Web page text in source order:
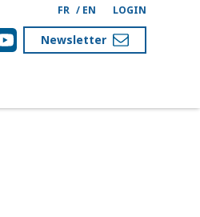
FR / EN LOGIN
Newsletter